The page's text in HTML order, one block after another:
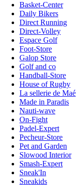
Basket-Center
Daily Bikers
Direct Running
Direct-Volley
Espace Golf
Foot-Store
Galop Store
Golf and co
Handball-Store
House of Rugby
La sellerie de Maé
Made in Paradis
Nauti-wave
On-Fight
Padel-Expert
Pecheur-Store
Pet and Garden
Slowood Interior
Smash-Expert
Sneak'In
Sneakids